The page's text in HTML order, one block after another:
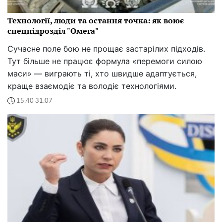
Технології, люди та остання точка: як воює
спецпідрозділ "Омега"
Сучасне поле бою не прощає застарілих підходів.
Тут більше не працює формула «перемоги силою
маси» — виграють ті, хто швидше адаптується,
краще взаємодіє та володіє технологіями.
15:40 31.07